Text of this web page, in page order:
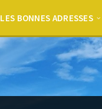
LES BONNES ADRESSES